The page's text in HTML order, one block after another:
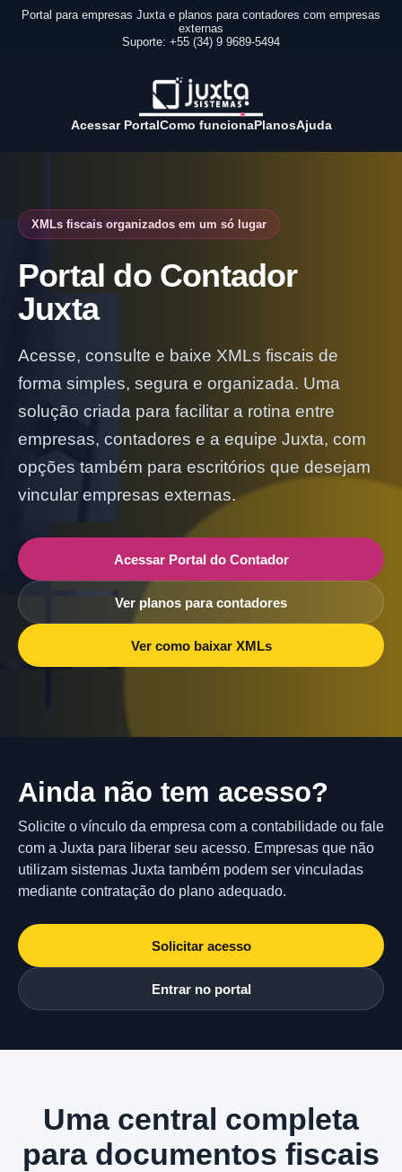
Portal para empresas Juxta e planos para contadores com empresas
externas
Suporte: +55 (34) 9 9689-5494
Acessar PortalComo funcionaPlanosAjuda
XMLs fiscais organizados em um só lugar
Portal do Contador
Juxta
Acesse, consulte e baixe XMLs fiscais de
forma simples, segura e organizada. Uma
solução criada para facilitar a rotina entre
empresas, contadores e a equipe Juxta, com
opções também para escritórios que desejam
vincular empresas externas.
Acessar Portal do Contador
Ver planos para contadores
Ver como baixar XMLs
Ainda não tem acesso?
Solicite o vínculo da empresa com a contabilidade ou fale
com a Juxta para liberar seu acesso. Empresas que não
utilizam sistemas Juxta também podem ser vinculadas
mediante contratação do plano adequado.
Solicitar acesso
Entrar no portal
Uma central completa
para documentos fiscais